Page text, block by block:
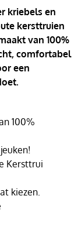
kriebels en
kersttruien
van 100%
comfortabel
een
100%
Kersttrui
kiezen.